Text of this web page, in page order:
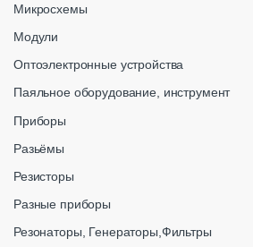
Микросхемы
Модули
Оптоэлектронные устройства
Паяльное оборудование, инструмент
Приборы
Разьёмы
Резисторы
Разные приборы
Резонаторы, Генераторы,Фильтры